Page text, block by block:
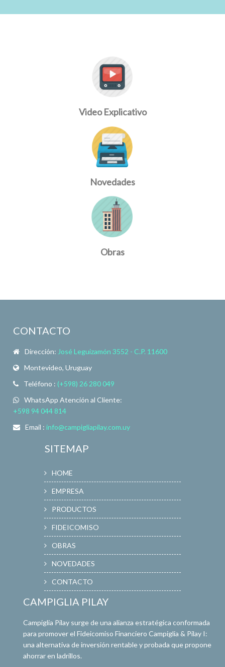
Video Explicativo
Novedades
Obras
CONTACTO
Dirección: José Leguizamón 3552 - C.P. 11600
Montevideo, Uruguay
Teléfono : (+598) 26 280 049
WhatsApp Atención al Cliente:
+598 94 044 814
Email :info@campigliapilay.com.uy
SITEMAP
HOME
EMPRESA
PRODUCTOS
FIDEICOMISO
OBRAS
NOVEDADES
CONTACTO
CAMPIGLIA PILAY
Campiglia Pilay surge de una alianza estratégica conformada
para promover el Fideicomiso Financiero Campiglia & Pilay I:
una alternativa de inversión rentable y probada que propone
ahorrar en ladrillos.